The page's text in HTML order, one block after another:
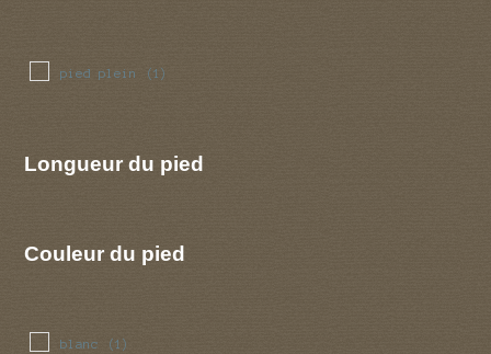
pied plein (1)
Longueur du pied
Couleur du pied
blanc (1)